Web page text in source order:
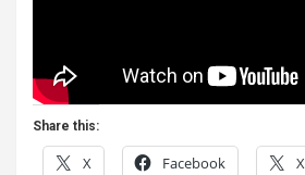
Share this:
X Facebook X